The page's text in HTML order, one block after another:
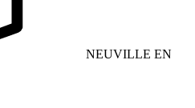
NEUVILLE EN